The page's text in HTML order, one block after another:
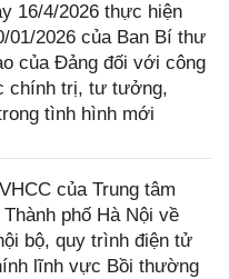
16/4/2026 thực hiện
01/2026 của Ban Bí thư
của Đảng đối với công
chính trị, tư tưởng,
tình hình mới
của Trung tâm
phố Hà Nội về
bộ, quy trình điện tử
lĩnh vực Bồi thường